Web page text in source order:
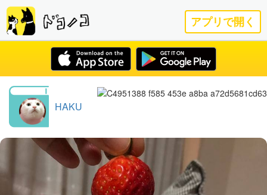
アプリで開く
HAKU